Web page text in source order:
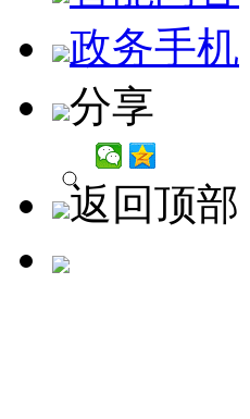
政务手机
分享
返回顶部